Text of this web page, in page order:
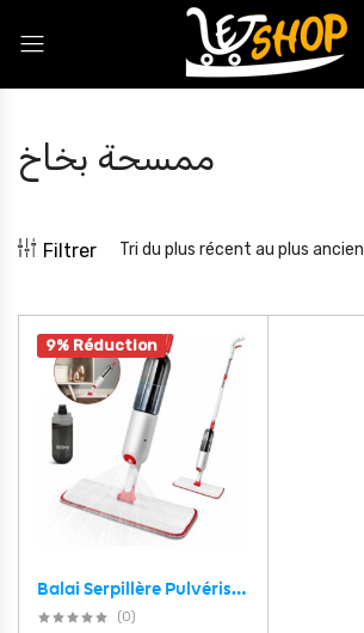
ممسحة بخاخ
Filtrer Tri du plus récent au plus ancien
9% Réduction
Balai Serpillère Pulvérisateur avec Réservoir Rechargeable – ممسحة بخاخ مع زجاجة قابلة لإعادة التعبئة
(0)